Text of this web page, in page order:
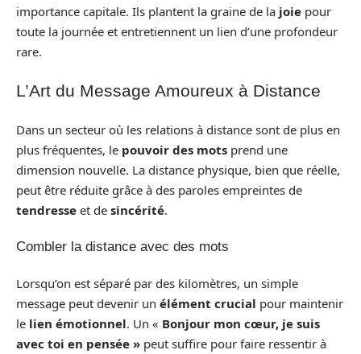
importance capitale. Ils plantent la graine de la joie pour
toute la journée et entretiennent un lien d’une profondeur
rare.
L’Art du Message Amoureux à Distance
Dans un secteur où les relations à distance sont de plus en
plus fréquentes, le pouvoir des mots prend une
dimension nouvelle. La distance physique, bien que réelle,
peut être réduite grâce à des paroles empreintes de
tendresse et de sincérité.
Combler la distance avec des mots
Lorsqu’on est séparé par des kilomètres, un simple
message peut devenir un élément crucial pour maintenir
le lien émotionnel. Un « Bonjour mon cœur, je suis
avec toi en pensée » peut suffire pour faire ressentir à